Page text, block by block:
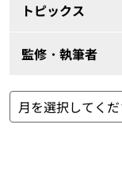
トピックス
監修・執筆者